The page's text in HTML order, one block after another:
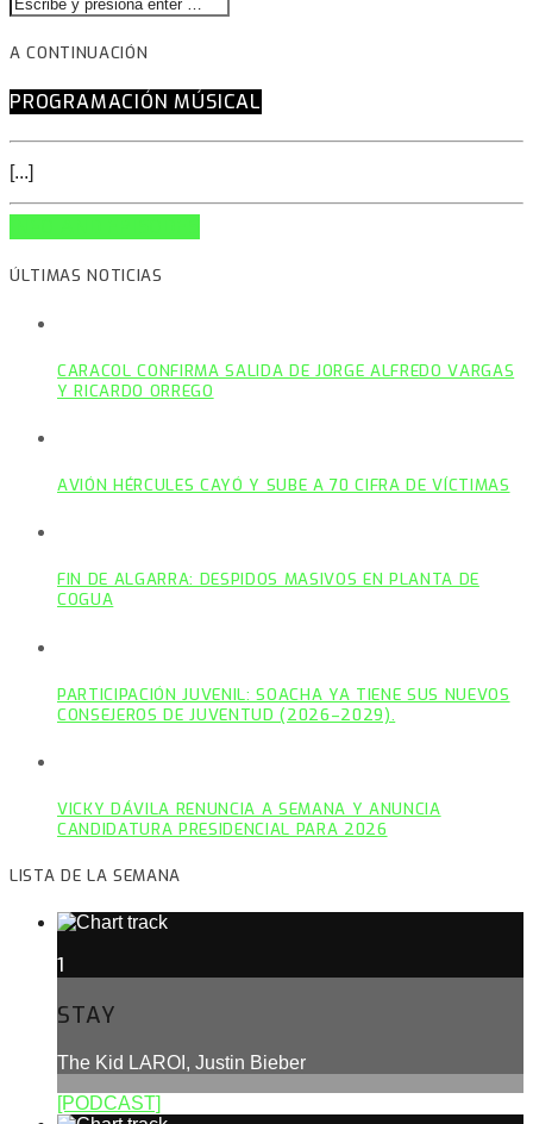
A CONTINUACIÓN
PROGRAMACIÓN MÚSICAL
[...]
ÚLTIMAS NOTICIAS
CARACOL CONFIRMA SALIDA DE JORGE ALFREDO VARGAS
Y RICARDO ORREGO
AVIÓN HÉRCULES CAYÓ Y SUBE A 70 CIFRA DE VÍCTIMAS
FIN DE ALGARRA: DESPIDOS MASIVOS EN PLANTA DE
COGUA
PARTICIPACIÓN JUVENIL: SOACHA YA TIENE SUS NUEVOS
CONSEJEROS DE JUVENTUD (2026–2029).
VICKY DÁVILA RENUNCIA A SEMANA Y ANUNCIA
CANDIDATURA PRESIDENCIAL PARA 2026
LISTA DE LA SEMANA
1
STAY
The Kid LAROI, Justin Bieber
[PODCAST]